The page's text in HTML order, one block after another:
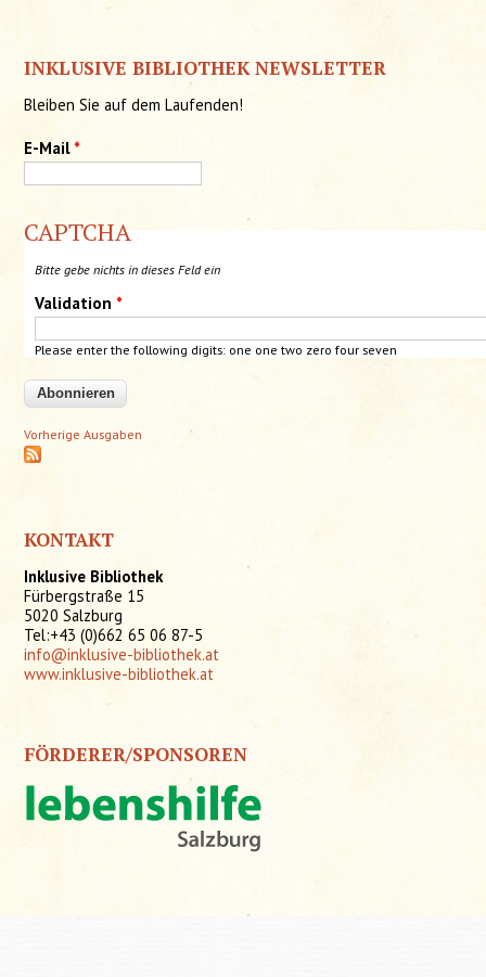
INKLUSIVE BIBLIOTHEK NEWSLETTER
Bleiben Sie auf dem Laufenden!
E-Mail *
CAPTCHA
Bitte gebe nichts in dieses Feld ein
Validation *
Please enter the following digits: one one two zero four seven
Vorherige Ausgaben
KONTAKT
Inklusive Bibliothek
Fürbergstraße 15
5020 Salzburg
Tel:+43 (0)662 65 06 87-5
info@inklusive-bibliothek.at
www.inklusive-bibliothek.at
FÖRDERER/SPONSOREN